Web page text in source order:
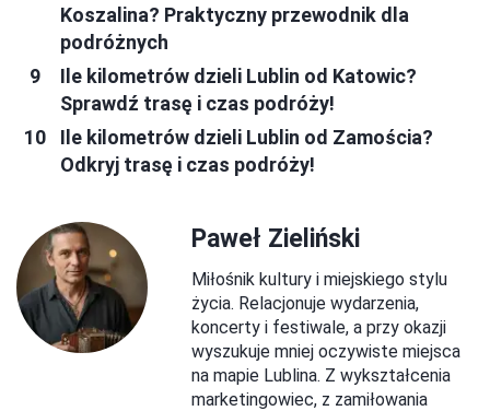
Koszalina? Praktyczny przewodnik dla
podróżnych
Ile kilometrów dzieli Lublin od Katowic?
Sprawdź trasę i czas podróży!
Ile kilometrów dzieli Lublin od Zamościa?
Odkryj trasę i czas podróży!
Paweł Zieliński
Miłośnik kultury i miejskiego stylu
życia. Relacjonuje wydarzenia,
koncerty i festiwale, a przy okazji
wyszukuje mniej oczywiste miejsca
na mapie Lublina. Z wykształcenia
marketingowiec, z zamiłowania